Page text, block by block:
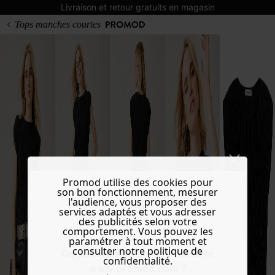
Livraison et retour gratuits en magasin
Do you want to be redirected to
www.promod.com ?
Tops manches courtes
Promod utilise des cookies pour
son bon fonctionnement, mesurer
l'audience, vous proposer des
services adaptés et vous adresser
des publicités selon votre
comportement. Vous pouvez les
paramétrer à tout moment et
consulter notre politique de
confidentialité.